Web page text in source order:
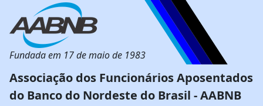
Fundada em 17 de maio de 1983
Associação dos Funcionários Aposentados
do Banco do Nordeste do Brasil - AABNB